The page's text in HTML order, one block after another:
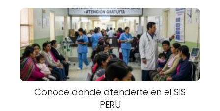
Conoce donde atenderte en el SIS
PERU